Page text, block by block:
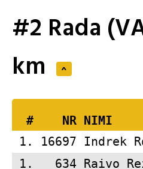
#2 Rada
km
^
  #    NR
NIMI
1. 16697 Indrek
1.   634 Raivo